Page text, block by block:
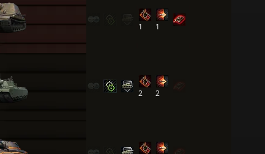
1 1
2 2